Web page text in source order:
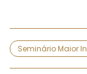
Seminário Maior